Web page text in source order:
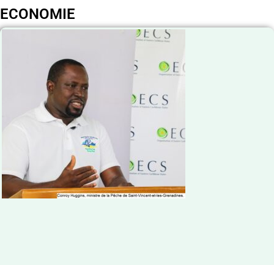
ECONOMIE